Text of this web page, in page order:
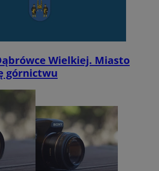
Wielkiej. Miasto
górnictwu